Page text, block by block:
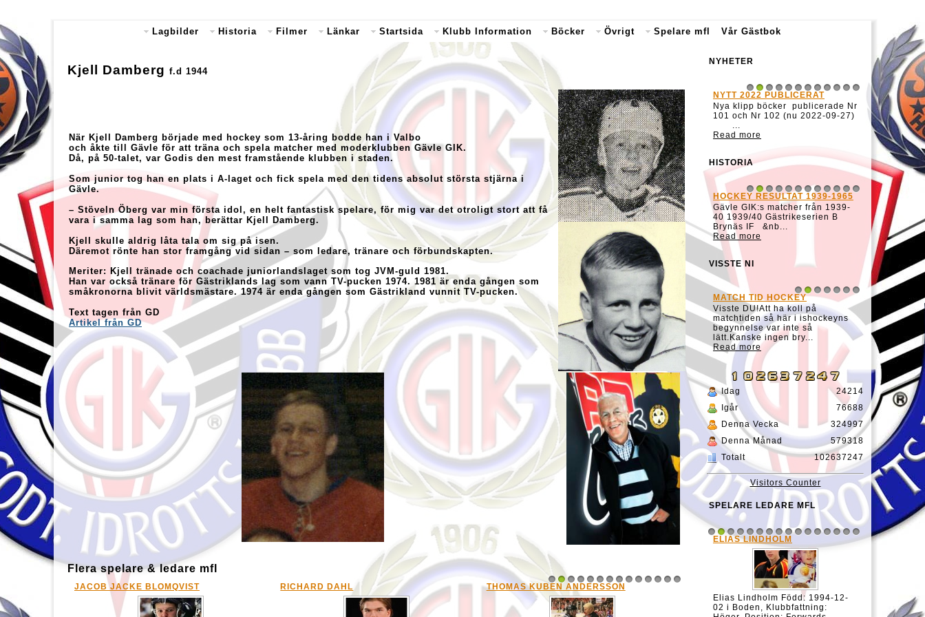
Lagbilder Historia Filmer Länkar Startsida Klubb Information Böcker Övrigt Spelare mfl Vår Gästbok
Kjell Damberg f.d 1944
När Kjell Damberg började med hockey som 13-åring bodde han i Valbo
och åkte till Gävle för att träna och spela matcher med moderklubben Gävle GIK.
Då, på 50-talet, var Godis den mest framstående klubben i staden.
Som junior tog han en plats i A-laget och fick spela med den tidens absolut största stjärna i
Gävle.
– Stöveln Öberg var min första idol, en helt fantastisk spelare, för mig var det otroligt stort att få
vara i samma lag som han, berättar Kjell Damberg.
Kjell skulle aldrig låta tala om sig på isen.
Däremot rönte han stor framgång vid sidan – som ledare, tränare och förbundskapten.
Meriter: Kjell tränade och coachade juniorlandslaget som tog JVM-guld 1981.
Han var också tränare för Gästriklands lag som vann TV-pucken 1974. 1981 är enda gången som
småkronorna blivit världsmästare. 1974 är enda gången som Gästrikland vunnit TV-pucken.
Text tagen från GD
Artikel från GD
Flera spelare & ledare mfl
1 2 3 4 5 6 7 8 9
JACOB JACKE BLOMQVIST RICHARD DAHL THOMAS KUBEN ANDERSSON
NYHETER
1 2 3 4 5 6 7 8 9
NYTT 2022 PUBLICERAT
Nya klipp böcker publicerade Nr
101 och Nr 102 (nu 2022-09-27)
...
Read more
HISTORIA
1 2 3 4 5 6 7 8 9 101112
HOCKEY RESULTAT 1939-1965
Gävle GIK:s matcher från 1939-
40 1939/40 Gästrikeserien B
Brynäs IF &nb...
Read more
VISSTE NI
1 2 3 4 5 6
MATCH TID HOCKEY
Visste DU!Att ha koll på
matchtiden så här i ishockeyns
begynnelse var inte så
lätt.Kanske ingen bry...
Read more
Idag
Igår
Denna Vecka
Denna Månad
Totalt
24214
76688
324997
579318
102637247
Visitors Counter
SPELARE LEDARE MFL
2 3 4 5 6 7 8 9 1516
ELIAS LINDHOLM
Elias Lindholm Född: 1994-12-
02 i Boden, Klubbfattning: